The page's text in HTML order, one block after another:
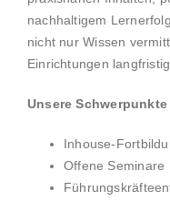
nachhaltigem
nicht nur Wissen
Einrichtungen
Unsere Schwerpunkte
Inhouse-
Offene Seminare